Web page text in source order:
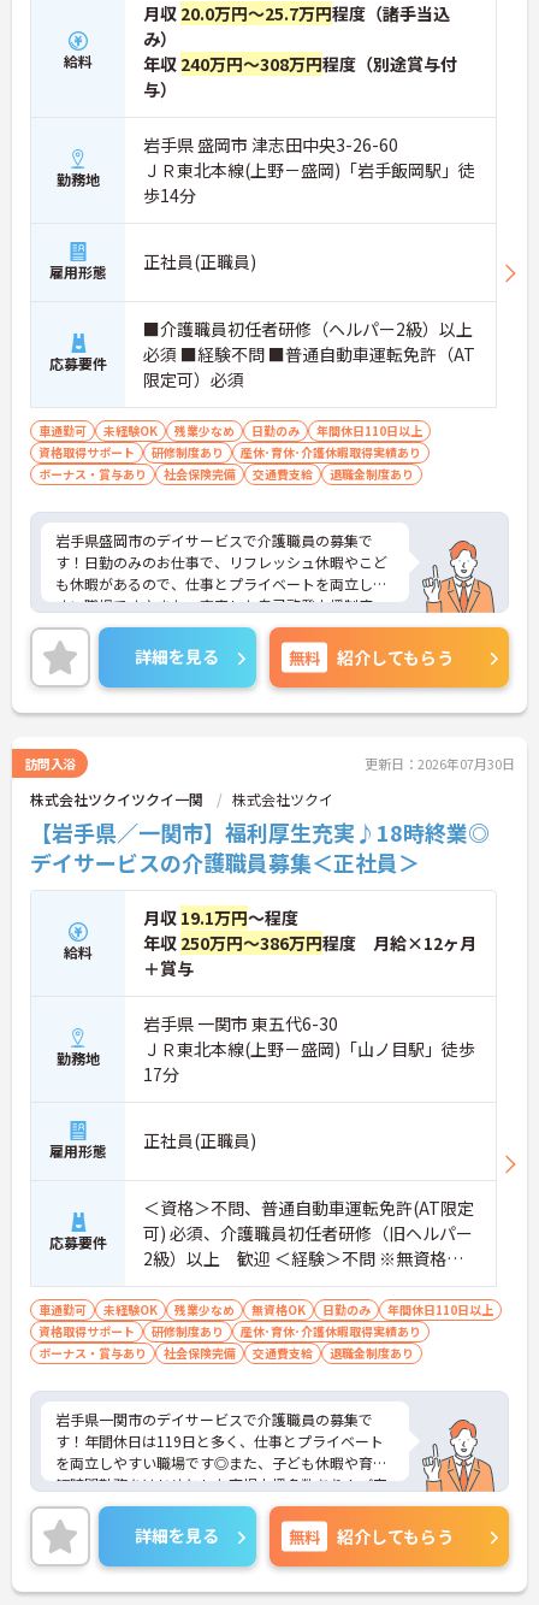
給料
月収 20.0万円～25.7万円程度（諸手当込
み）
年収 240万円～308万円程度（別途賞与付
与）
勤務地
岩手県 盛岡市 津志田中央3-26-60
ＪＲ東北本線(上野－盛岡)「岩手飯岡駅」徒
歩14分
雇用形態 正社員(正職員)
応募要件
■介護職員初任者研修（ヘルパー2級）以上
必須 ■経験不問 ■普通自動車運転免許（AT
限定可）必須
車通勤可 未経験OK 残業少なめ 日勤のみ
年間休日110日以上
資格取得サポート
研修制度あり
産休･育休･介護休暇取得実績あり
ボーナス・賞与あり
社会保険完備 交通費支給 退職金制度あり
岩手県盛岡市のデイサービスで介護職員の募集で
す！日勤のみのお仕事で、リフレッシュ休暇やこど
も休暇があるので、仕事とプライベートを両立しや
すい職場です♪また、充実した自己啓発支援制度
や、育児サポートがあるので、安心して働くことが
できます◎ご興味のある方は、面接ポイントをお伝
えしますので、お気軽にご連絡ください。
詳細を見る 無料 紹介してもらう
訪問入浴 更新日：2026年07月30日
株式会社ツクイツクイ一関 株式会社ツクイ
【岩手県／一関市】福利厚生充実♪18時終業◎
デイサービスの介護職員募集＜正社員＞
給料
月収 19.1万円～程度
年収 250万円～386万円程度 月給×12ヶ月
＋賞与
勤務地
岩手県 一関市 東五代6-30
ＪＲ東北本線(上野－盛岡)「山ノ目駅」徒歩
17分
雇用形態 正社員(正職員)
応募要件
＜資格＞不問、普通自動車運転免許(AT限定
可) 必須、介護職員初任者研修（旧ヘルパー
2級）以上 歓迎 ＜経験＞不問 ※無資格者:
入社半年以内に会社負担で認知症介護基礎
研修受講
車通勤可 未経験OK 残業少なめ 無資格OK 日勤のみ
年間休日110日以上
資格取得サポート
研修制度あり
産休･育休･介護休暇取得実績あり
ボーナス・賞与あり
社会保険完備 交通費支給 退職金制度あり
岩手県一関市のデイサービスで介護職員の募集で
す！年間休日は119日と多く、仕事とプライベート
を両立しやすい職場です◎また、子ども休暇や育児
短時間勤務をはじめとした育児支援多数あり！ご家
族がいる方でも安心して働くことができます！資格
取得支援制度や研修受講支援制度など、働きながら
スキルアップを目指せる環境が整っているのも嬉し
いポイント♪ご興味のある方は面接ポイントをお伝
えしますので、お気軽にご連絡ください！
詳細を見る 無料 紹介してもらう